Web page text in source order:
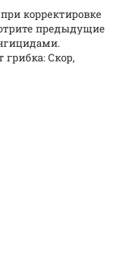
корректировке
предыдущие
грибка: Скор,